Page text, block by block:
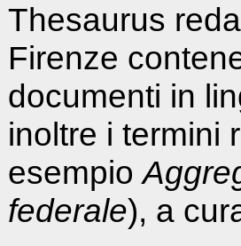
Thesaurus
Firenze
documenti in
inoltre i termini
esempio
federale), a